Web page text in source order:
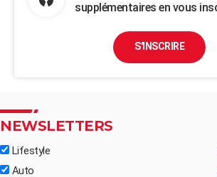
supplémentaires en vous
S'INSCRIRE
NEWSLETTERS
Lifestyle
Auto